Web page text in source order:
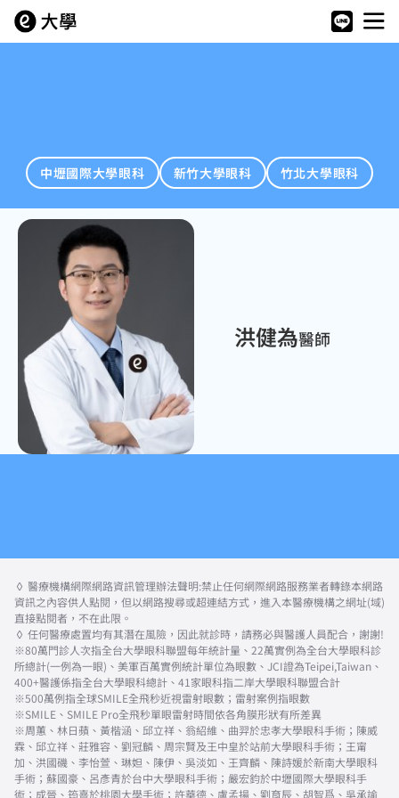
洪健為醫師
中壢國際大學眼科 新竹大學眼科 竹北大學眼科
◊ 醫療機構網際網路資訊管理辦法聲明:禁止任何網際網路服務業者轉錄本網路
資訊之內容供人點閱，但以網路搜尋或超連結方式，進入本醫療機構之網址(域)
直接點閱者，不在此限。
◊ 任何醫療處置均有其潛在風險，因此就診時，請務必與醫護人員配合，謝謝!
※80萬門診人次指全台大學眼科聯盟每年統計量、22萬實例為全台大學眼科診
所總計(一例為一眼)、美軍百萬實例統計單位為眼數、JCI證為Teipei,Taiwan、
400+醫護係指全台大學眼科總計、41家眼科指二岸大學眼科聯盟合計
※500萬例指全球SMILE全飛秒近視雷射眼數；雷射案例指眼數
※SMILE、SMILE Pro全飛秒單眼雷射時間依各角膜形狀有所差異
※周蕙、林日蘋、黃楷涵、邱立祥、翁紹維、曲羿於忠孝大學眼科手術；陳威
霖、邱立祥、莊雅容、劉冠麟、周宗賢及王中皇於站前大學眼科手術；王甯
加、洪國磯、李怡萱、琳妲、陳伊、吳淡如、王齊麟、陳詩媛於新南大學眼科
手術；蘇國豪、呂彥青於台中大學眼科手術；嚴宏鈞於中壢國際大學眼科手
術；成晉、筠熹於桃園大學手術；許華德、盧孟揚、劉育辰、胡智爲、吳承諭